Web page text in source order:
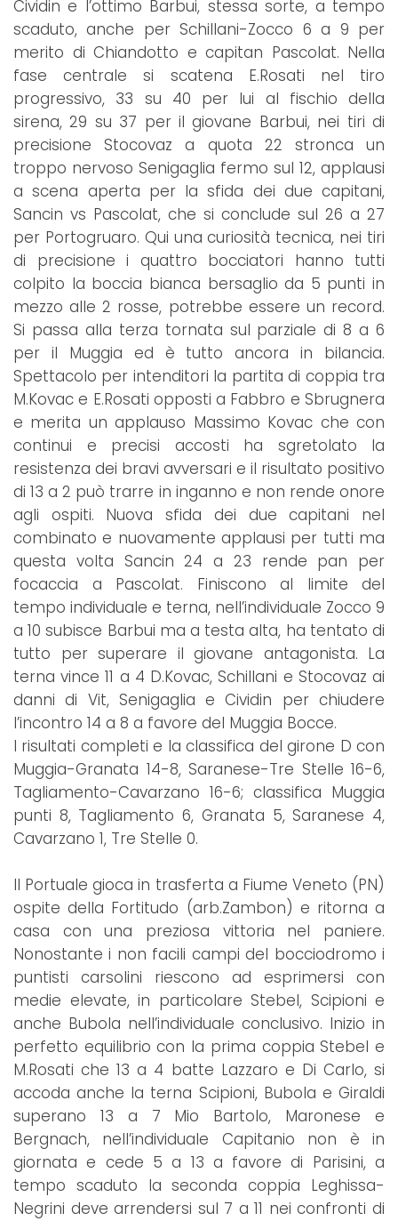
Cividin e l’ottimo Barbui, stessa sorte, a tempo
scaduto, anche per Schillani-Zocco 6 a 9 per
merito di Chiandotto e capitan Pascolat. Nella
fase centrale si scatena E.Rosati nel tiro
progressivo, 33 su 40 per lui al fischio della
sirena, 29 su 37 per il giovane Barbui, nei tiri di
precisione Stocovaz a quota 22 stronca un
troppo nervoso Senigaglia fermo sul 12, applausi
a scena aperta per la sfida dei due capitani,
Sancin vs Pascolat, che si conclude sul 26 a 27
per Portogruaro. Qui una curiosità tecnica, nei tiri
di precisione i quattro bocciatori hanno tutti
colpito la boccia bianca bersaglio da 5 punti in
mezzo alle 2 rosse, potrebbe essere un record.
Si passa alla terza tornata sul parziale di 8 a 6
per il Muggia ed è tutto ancora in bilancia.
Spettacolo per intenditori la partita di coppia tra
M.Kovac e E.Rosati opposti a Fabbro e Sbrugnera
e merita un applauso Massimo Kovac che con
continui e precisi accosti ha sgretolato la
resistenza dei bravi avversari e il risultato positivo
di 13 a 2 può trarre in inganno e non rende onore
agli ospiti. Nuova sfida dei due capitani nel
combinato e nuovamente applausi per tutti ma
questa volta Sancin 24 a 23 rende pan per
focaccia a Pascolat. Finiscono al limite del
tempo individuale e terna, nell’individuale Zocco 9
a 10 subisce Barbui ma a testa alta, ha tentato di
tutto per superare il giovane antagonista. La
terna vince 11 a 4 D.Kovac, Schillani e Stocovaz ai
danni di Vit, Senigaglia e Cividin per chiudere
l’incontro 14 a 8 a favore del Muggia Bocce.
I risultati completi e la classifica del girone D con
Muggia-Granata 14-8, Saranese-Tre Stelle 16-6,
Tagliamento-Cavarzano 16-6; classifica Muggia
punti 8, Tagliamento 6, Granata 5, Saranese 4,
Cavarzano 1, Tre Stelle 0.
Il Portuale gioca in trasferta a Fiume Veneto (PN)
ospite della Fortitudo (arb.Zambon) e ritorna a
casa con una preziosa vittoria nel paniere.
Nonostante i non facili campi del bocciodromo i
puntisti carsolini riescono ad esprimersi con
medie elevate, in particolare Stebel, Scipioni e
anche Bubola nell’individuale conclusivo. Inizio in
perfetto equilibrio con la prima coppia Stebel e
M.Rosati che 13 a 4 batte Lazzaro e Di Carlo, si
accoda anche la terna Scipioni, Bubola e Giraldi
superano 13 a 7 Mio Bartolo, Maronese e
Bergnach, nell’individuale Capitanio non è in
giornata e cede 5 a 13 a favore di Parisini, a
tempo scaduto la seconda coppia Leghissa-
Negrini deve arrendersi sul 7 a 11 nei confronti di